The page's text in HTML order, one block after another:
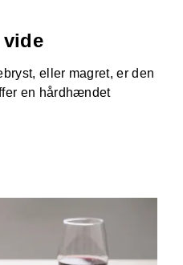
eller magret, er den
en hårdhændet